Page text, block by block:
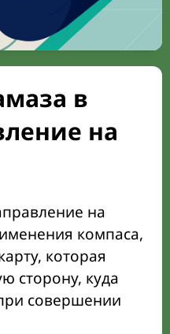
в
на
на
компаса,
которая
сторону, куда
совершении